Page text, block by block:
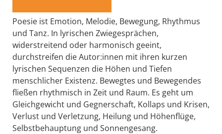
Poesie ist Emotion, Melodie, Bewegung, Rhythmus
und Tanz. In lyrischen Zwiegesprächen,
widerstreitend oder harmonisch geeint,
durchstreifen die Autor:innen mit ihren kurzen
lyrischen Sequenzen die Höhen und Tiefen
menschlicher Existenz. Bewegtes und Bewegendes
fließen rhythmisch in Zeit und Raum. Es geht um
Gleichgewicht und Gegnerschaft, Kollaps und Krisen,
Verlust und Verletzung, Heilung und Höhenflüge,
Selbstbehauptung und Sonnengesang.